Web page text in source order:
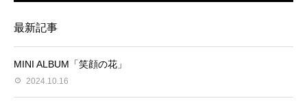
最新記事
MINI ALBUM「笑顔の花」
2024.10.16